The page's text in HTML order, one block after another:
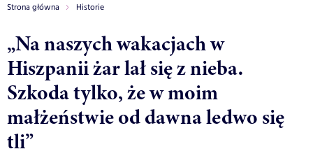
Strona główna Historie
„Na naszych wakacjach w
Hiszpanii żar lał się z nieba.
Szkoda tylko, że w moim
małżeństwie od dawna ledwo się
tli”